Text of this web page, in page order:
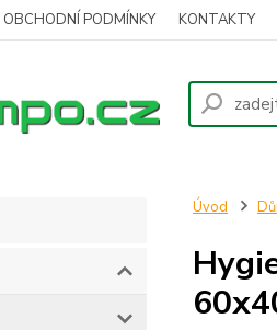
OBCHODNÍ PODMÍNKY KONTAKTY
Úvod